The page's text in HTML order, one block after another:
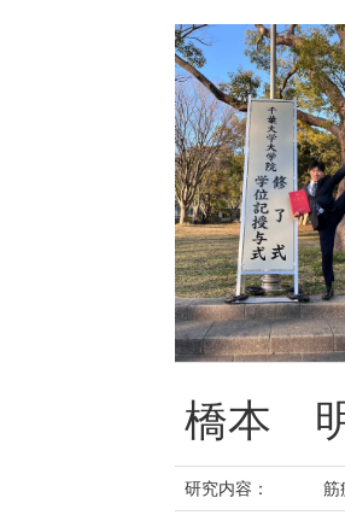
橋本
研究内容： 筋